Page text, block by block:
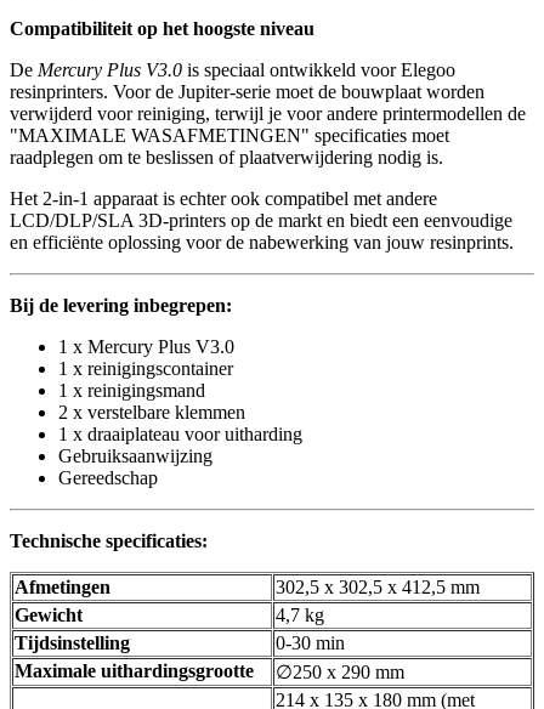
Compatibiliteit op het hoogste niveau
De Mercury Plus V3.0 is speciaal ontwikkeld voor Elegoo
resinprinters. Voor de Jupiter-serie moet de bouwplaat worden
verwijderd voor reiniging, terwijl je voor andere printermodellen de
"MAXIMALE WASAFMETINGEN" specificaties moet
raadplegen om te beslissen of plaatverwijdering nodig is.
Het 2-in-1 apparaat is echter ook compatibel met andere
LCD/DLP/SLA 3D-printers op de markt en biedt een eenvoudige
en efficiënte oplossing voor de nabewerking van jouw resinprints.
Bij de levering inbegrepen:
1 x Mercury Plus V3.0
1 x reinigingscontainer
1 x reinigingsmand
2 x verstelbare klemmen
1 x draaiplateau voor uitharding
Gebruiksaanwijzing
Gereedschap
Technische specificaties:
Afmetingen
302,5 x 302,5 x 412,5 mm
Gewicht
4,7 kg
Tijdsinstelling
0-30 min
Maximale uithardingsgrootte
∅250 x 290 mm
214 x 135 x 180 mm (met